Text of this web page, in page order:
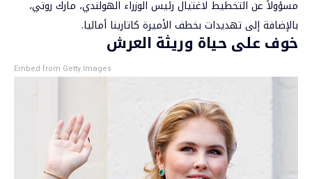
مسؤولاً عن التخطيط لاغتيال رئيس الوزراء الهولندي، مارك روتي،
بالإضافة إلى تهديدات بخطف الأميرة كاتارينا أماليا.
خوف على حياة وريثة العرش
Embed from Getty Images